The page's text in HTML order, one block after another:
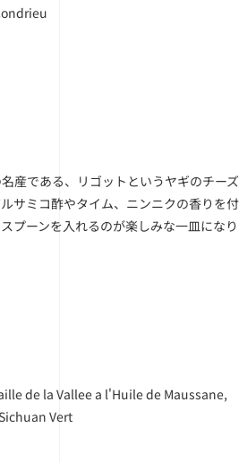
産である、リゴットというヤギのチ
サミコ酢やタイム、ニンニクの香りを
プーンを入れるのが楽しみな一皿になり
de la Vallee a l'Huile de Maussane,
Vert